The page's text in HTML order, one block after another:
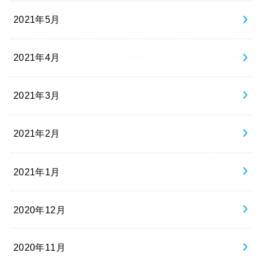
2021年5月
2021年4月
2021年3月
2021年2月
2021年1月
2020年12月
2020年11月